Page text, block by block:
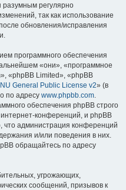
регулярно
так как использование
обновления/исправления
программного обеспечения
«они», «программное
«phpBB Limited», «phpBB
General Public License v2» (в
по адресу www.phpbb.com.
обеспечения phpBB строго
конференций, и phpBB
что администрация конференций
и/или поведения в них.
обращайтесь по адресу
угрожающих,
сообщений, призывов к